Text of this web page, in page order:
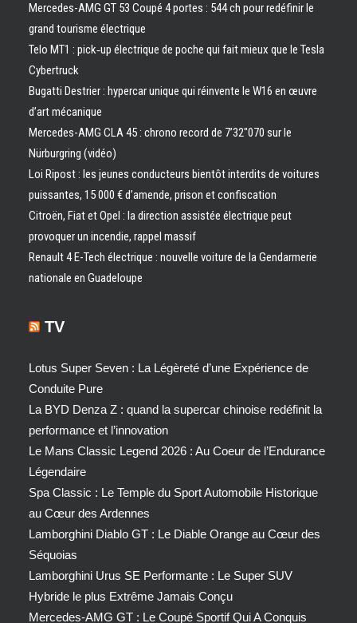
Mercedes-AMG GT 53 Coupé 4 portes : 544 ch pour redéfinir le
grand tourisme électrique
Telo MT1 : pick‑up électrique de poche qui fait mieux que le Tesla
Cybertruck
Bugatti Destrier : hypercar unique qui réinvente le W16 en œuvre
d’art mécanique
Mercedes-AMG CLA 45 : chrono record de 7’32″070 sur le
Nürburgring (vidéo)
Loi Ripost : les jeunes conducteurs bientôt interdits de voitures
puissantes, 15 000 € d’amende, prison et confiscation
Citroën, Fiat et Opel : la direction assistée électrique peut
provoquer un incendie, rappel massif
Renault 4 E-Tech électrique : nouvelle voiture de la Gendarmerie
nationale en Guadeloupe
TV
Lotus Super Seven : La Légèreté d’une Expérience de
Conduite Pure
La BYD Denza Z : quand la supercar chinoise redéfinit la
performance et l’innovation
Le Mans Classic Legend 2026 : Au Coeur de l’Endurance
Légendaire
Spa Classic : Le Temple du Sport Automobile Historique
au Cœur des Ardennes
Lamborghini Diablo GT : Le Diable Orange au Cœur des
Séquoias
Lamborghini Urus SE Performante : Le Super SUV
Hybride le plus Extrême Jamais Conçu
Mercedes-AMG GT : Le Coupé Sportif Qui A Conquis